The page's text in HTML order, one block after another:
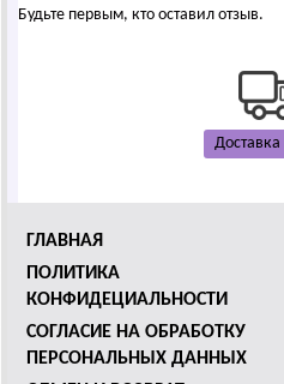
Будьте первым, кто оставил отзыв.
Доставка
ГЛАВНАЯ
ПОЛИТИКА
КОНФИДЕЦИАЛЬНОСТИ
СОГЛАСИЕ НА ОБРАБОТКУ
ПЕРСОНАЛЬНЫХ ДАННЫХ